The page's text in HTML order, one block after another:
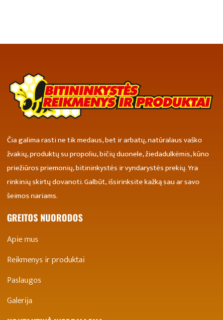
Čia galima rasti ne tik medaus, bet ir arbatų, natūralaus vaško
žvakių, produktų su propoliu, bičių duonele, žiedadulkėmis, kūno
priežiūros priemonių, bitininkystės ir vyndarystės prekių. Yra
rinkinių skirtų dovanoti. Galbūt, išsirinksite kažką sau ar savo
šeimos nariams.
GREITOS NUORODOS
Apie mus
Reikmenys ir produktai
Paslaugos
Galerija